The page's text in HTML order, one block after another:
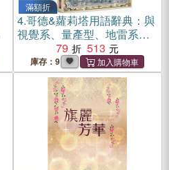
滿額折
4.哥德&蘿莉塔用語辭典：與
視覺系、量產型、地雷系有
濃厚淵源的風潮始祖
79 513
庫存：9